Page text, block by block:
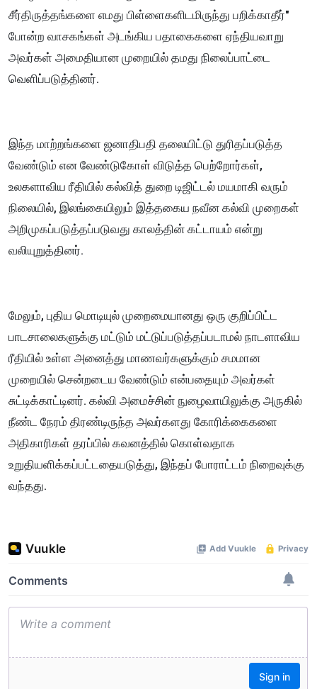
சீர்திருத்தங்களை எமது பிள்ளைகளிடமிருந்து பறிக்காதீர்"
போன்ற வாசகங்கள் அடங்கிய பதாகைகளை ஏந்தியவாறு
அவர்கள் அமைதியான முறையில் தமது நிலைப்பாட்டை
வெளிப்படுத்தினர்.
​இந்த மாற்றங்களை ஜனாதிபதி தலையிட்டு துரிதப்படுத்த
வேண்டும் என வேண்டுகோள் விடுத்த பெற்றோர்கள்,
உலகளாவிய ரீதியில் கல்வித் துறை டிஜிட்டல் மயமாகி வரும்
நிலையில், இலங்கையிலும் இத்தகைய நவீன கல்வி முறைகள்
அறிமுகப்படுத்தப்படுவது காலத்தின் கட்டாயம் என்று
வலியுறுத்தினர்.
மேலும், புதிய மொடியுல் முறைமையானது ஒரு குறிப்பிட்ட
பாடசாலைகளுக்கு மட்டும் மட்டுப்படுத்தப்படாமல் நாடளாவிய
ரீதியில் உள்ள அனைத்து மாணவர்களுக்கும் சமமான
முறையில் சென்றடைய வேண்டும் என்பதையும் அவர்கள்
சுட்டிக்காட்டினர். கல்வி அமைச்சின் நுழைவாயிலுக்கு அருகில்
நீண்ட நேரம் திரண்டிருந்த அவர்களது கோரிக்கைகளை
அதிகாரிகள் தரப்பில் கவனத்தில் கொள்வதாக
உறுதியளிக்கப்பட்டதையடுத்து, இந்தப் போராட்டம் நிறைவுக்கு
வந்தது.